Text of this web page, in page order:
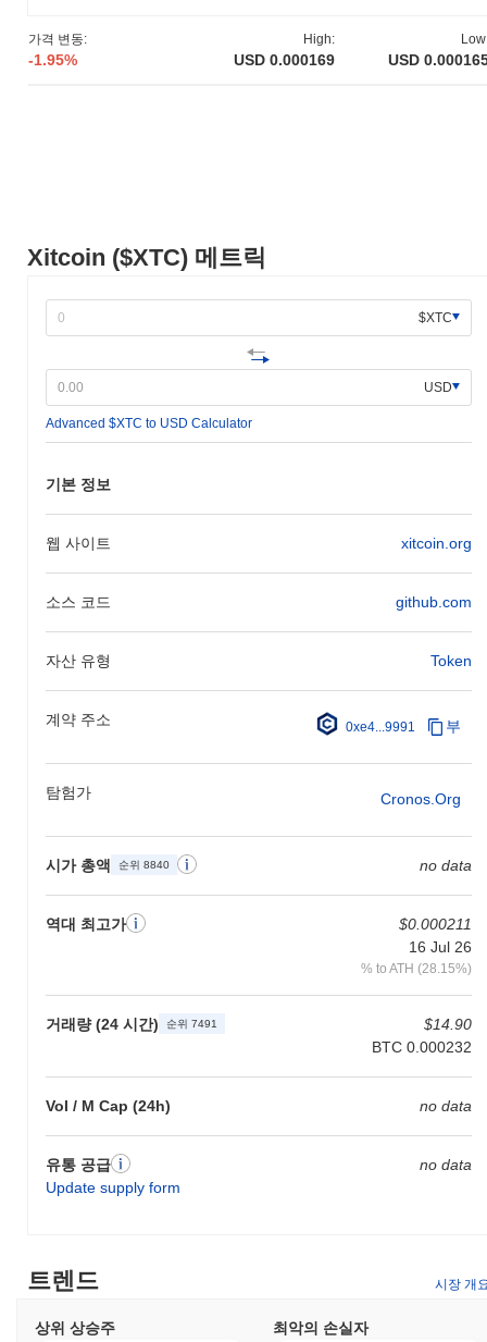
Xitcoin ($XTC) 메트릭
$XTC
USD
Advanced $XTC to USD Calculator
기본 정보
웹 사이트 xitcoin.org
소스 코드 github.com
자산 유형 Token
계약 주소 0xe4...9991 부
탐험가 Cronos.org
시가 총액 순위 8840 no data
역대 최고가
$0.000211
16 Jul 26
% to ATH (28.15%)
거래량 (24 시간) 순위 7491
$14.90
BTC 0.000232
Vol / M Cap (24h) no data
유통 공급
Update supply form
no data
가격 변동:
-1.95%
High:
USD 0.000169 USD
전체 암호화폐 시장에 뒤처졌습니다. 이는 더 넓은 시장 모멘텀과
비교하여 $XTC의 가격 움직임에서 일시적인 지연을 나타냅니다.
트렌드 시장 개
상위 상승주 최악의 손실자